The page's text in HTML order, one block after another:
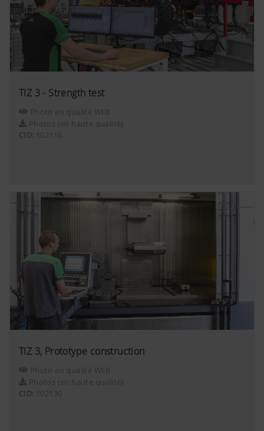
adaptés à vos comportements d'utilisation.
Objectif des cookies
YouTube
Nous insérons des vidéos YouTube sur
utilisons pour cela le système étendu de
ce site internet n'est enregistrée par
vidéo ne soit visualisée.Vous trouverez
pouvez bloquer ces cookies en réglant
navigateur.
Plus d'infos
TIZ 3 - Strength test
Photo en qualité WEB
Photos (en haute qualité)
CID:
102116
TIZ 3, Prototype construction
Photo en qualité WEB
Photos (en haute qualité)
CID:
102130